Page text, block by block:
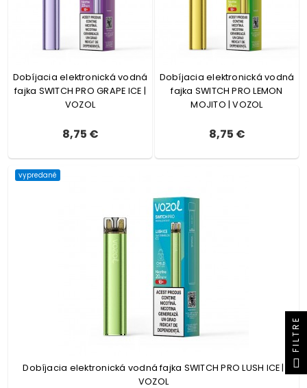
Dobíjacia elektronická vodná
fajka SWITCH PRO GRAPE ICE |
VOZOL
8,75 €
Dobíjacia elektronická vodná
fajka SWITCH PRO LEMON
MOJITO | VOZOL
8,75 €
vypredané
Dobíjacia elektronická vodná fajka SWITCH PRO LUSH ICE |
VOZOL
FILTRE